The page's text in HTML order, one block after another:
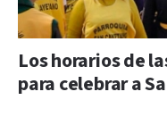
Los horarios de
para celebrar a